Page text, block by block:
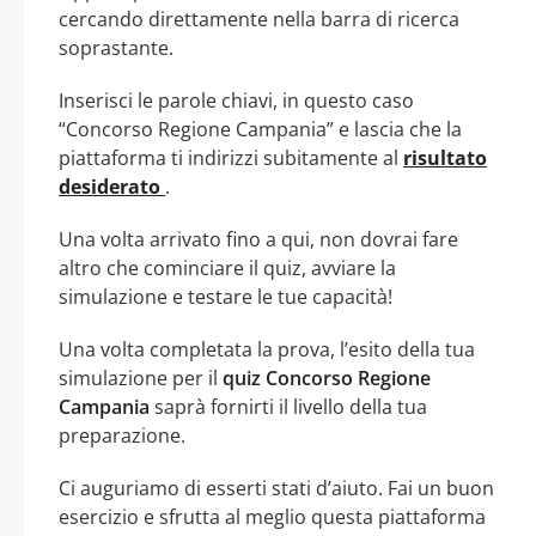
cercando direttamente nella barra di ricerca
soprastante.
Inserisci le parole chiavi, in questo caso
“Concorso Regione Campania” e lascia che la
piattaforma ti indirizzi subitamente al risultato
desiderato .
Una volta arrivato fino a qui, non dovrai fare
altro che cominciare il quiz, avviare la
simulazione e testare le tue capacità!
Una volta completata la prova, l’esito della tua
simulazione per il quiz Concorso Regione
Campania saprà fornirti il livello della tua
preparazione.
Ci auguriamo di esserti stati d’aiuto. Fai un buon
esercizio e sfrutta al meglio questa piattaforma